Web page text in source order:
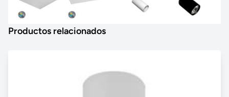
Productos relacionados